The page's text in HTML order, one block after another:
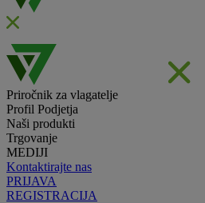
Priročnik za vlagatelje
Profil Podjetja
Naši produkti
Trgovanje
MEDIJI
Kontaktirajte nas
PRIJAVA
REGISTRACIJA